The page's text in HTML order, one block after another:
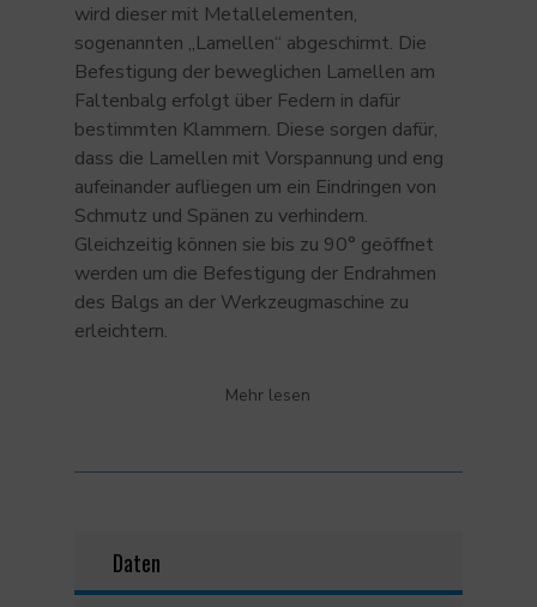
wird dieser mit Metallelementen,
sogenannten „Lamellen“ abgeschirmt. Die
Befestigung der beweglichen Lamellen am
Faltenbalg erfolgt über Federn in dafür
bestimmten Klammern. Diese sorgen dafür,
dass die Lamellen mit Vorspannung und eng
aufeinander aufliegen um ein Eindringen von
Schmutz und Spänen zu verhindern.
Gleichzeitig können sie bis zu 90° geöffnet
werden um die Befestigung der Endrahmen
des Balgs an der Werkzeugmaschine zu
erleichtern.
Mehr lesen
Daten